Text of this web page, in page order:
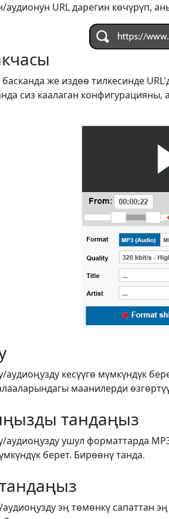
URL дарегин көчүрүп,
же издөө тилкесинде
сиз каалаган
аудиоңузду кесүүгө мүмкүндүк
маанилерди
тандаңыз
аудиоңузду ушул форматтарда
берет. Бирөөнү танда.
эң төмөнкү сапаттан